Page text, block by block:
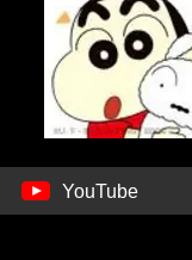
YouTube